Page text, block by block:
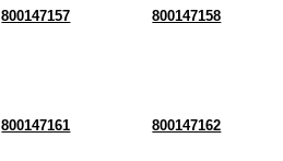
800147157 800147158
800147161 800147162